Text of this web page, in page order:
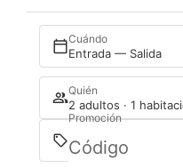
Cuándo
Entrada — Salida
Quién
2 adultos · 1
Promoción